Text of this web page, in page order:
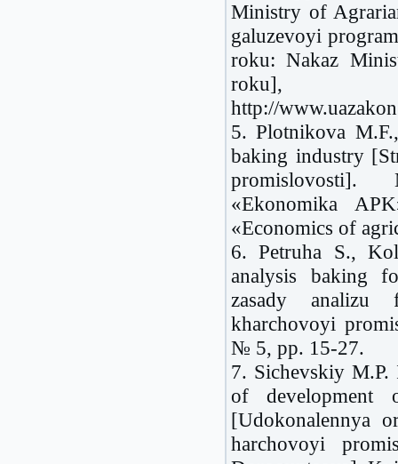
Ministry of
galuzevoyi
roku: Nakaz
http://
5. Plotnikova
baking industry
promislovosti].
«Ekonomika
«Economics of
6. Petruha S.,
analysis baking
zasady analizu
kharchovoyi
№ 5, pp. 15-27.
7. Sichevskiy M.P.
of development
[Udokonalennya
harchovoyi